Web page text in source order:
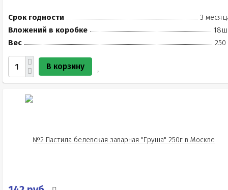
Срок годности
3
Вложений в коробке
Вес
250
В корзину